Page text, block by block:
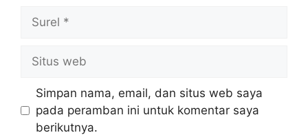
web
Simpan nama, email, dan situs web saya
pada peramban ini untuk komentar saya
berikutnya.